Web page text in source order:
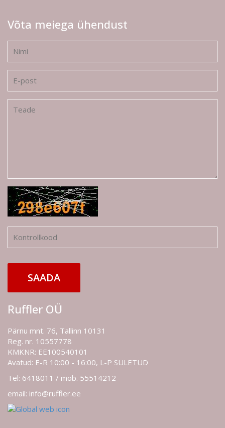
Võta meiega ühendust
SAADA
Ruffler OÜ
Pärnu mnt. 76, Tallinn 10131
Reg. nr. 10557778
KMKNR: EE100540101
Avatud: E-R 10:00 - 16:00, L-P SULETUD
Tel: 6418011 / mob. 55514212
email: info@ruffler.ee